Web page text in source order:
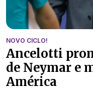
NOVO CICLO!
Ancelotti
de Neymar e
América